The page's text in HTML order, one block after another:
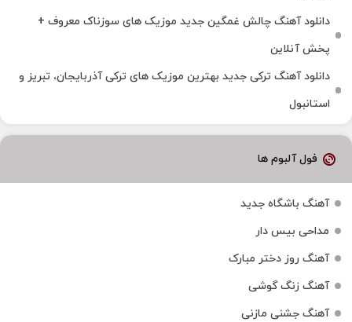
دانلود آهنگ چالش غمگین جدید موزیک های سوزناک معروف +
پخش آنلاین
دانلود آهنگ ترکی جدید بهترین موزیک‌ های ترکی آذربایجان، تبریز و
استانبول
فول آلبوم ها
آهنگ باشگاه جدید
مداحی بیس دار
آهنگ روز دختر مبارک
آهنگ زنگ گوشی
آهنگ جشنی مازنی